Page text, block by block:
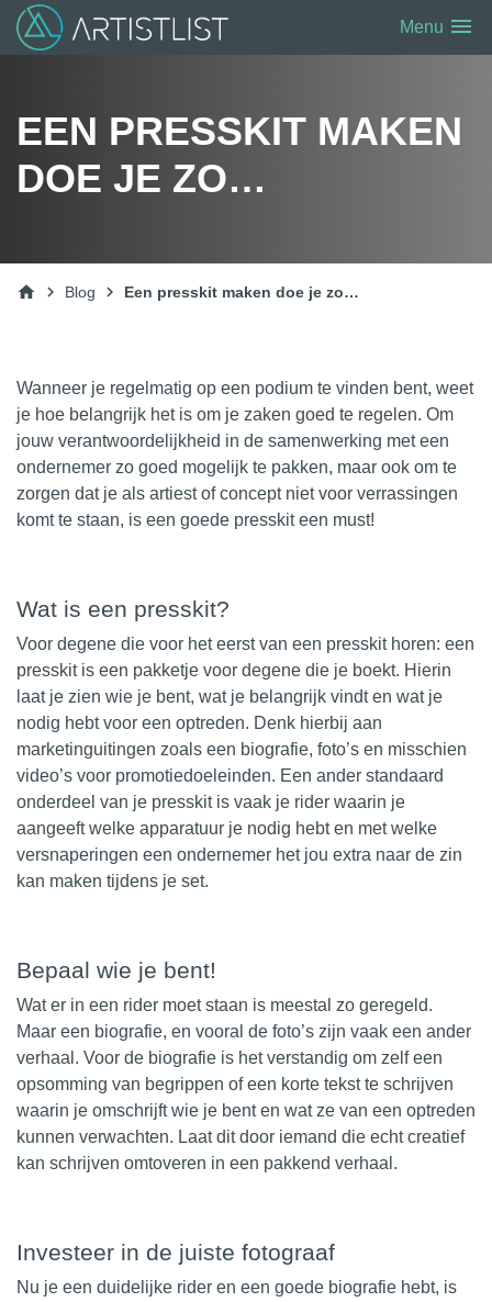
Menu menu
EEN PRESSKIT MAKEN
DOE JE ZO…
home chevron_right Blog chevron_right Een presskit maken doe je zo…
Wanneer je regelmatig op een podium te vinden bent, weet
je hoe belangrijk het is om je zaken goed te regelen. Om
jouw verantwoordelijkheid in de samenwerking met een
ondernemer zo goed mogelijk te pakken, maar ook om te
zorgen dat je als artiest of concept niet voor verrassingen
komt te staan, is een goede presskit een must!
Wat is een presskit?
Voor degene die voor het eerst van een presskit horen: een
presskit is een pakketje voor degene die je boekt. Hierin
laat je zien wie je bent, wat je belangrijk vindt en wat je
nodig hebt voor een optreden. Denk hierbij aan
marketinguitingen zoals een biografie, foto’s en misschien
video’s voor promotiedoeleinden. Een ander standaard
onderdeel van je presskit is vaak je rider waarin je
aangeeft welke apparatuur je nodig hebt en met welke
versnaperingen een ondernemer het jou extra naar de zin
kan maken tijdens je set.
Bepaal wie je bent!
Wat er in een rider moet staan is meestal zo geregeld.
Maar een biografie, en vooral de foto’s zijn vaak een ander
verhaal. Voor de biografie is het verstandig om zelf een
opsomming van begrippen of een korte tekst te schrijven
waarin je omschrijft wie je bent en wat ze van een optreden
kunnen verwachten. Laat dit door iemand die echt creatief
kan schrijven omtoveren in een pakkend verhaal.
Investeer in de juiste fotograaf
Nu je een duidelijke rider en een goede biografie hebt, is